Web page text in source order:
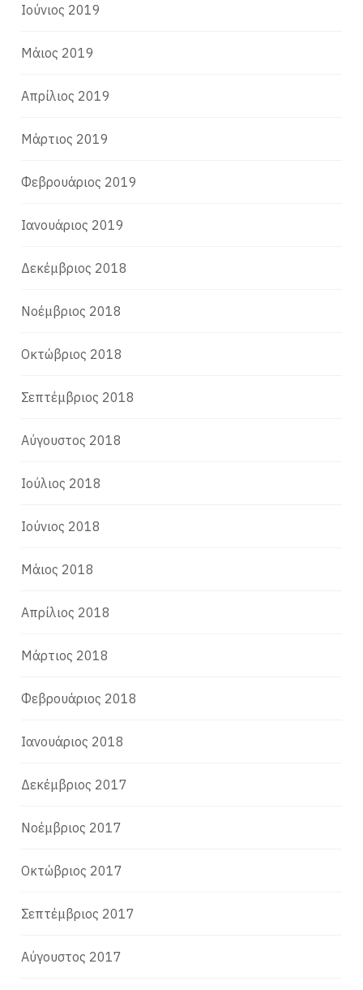
Ιούνιος 2019
Μάιος 2019
Απρίλιος 2019
Μάρτιος 2019
Φεβρουάριος 2019
Ιανουάριος 2019
Δεκέμβριος 2018
Νοέμβριος 2018
Οκτώβριος 2018
Σεπτέμβριος 2018
Αύγουστος 2018
Ιούλιος 2018
Ιούνιος 2018
Μάιος 2018
Απρίλιος 2018
Μάρτιος 2018
Φεβρουάριος 2018
Ιανουάριος 2018
Δεκέμβριος 2017
Νοέμβριος 2017
Οκτώβριος 2017
Σεπτέμβριος 2017
Αύγουστος 2017